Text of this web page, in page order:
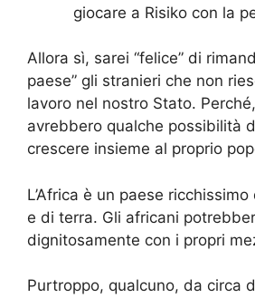
giocare a Risiko con la
Allora sì, sarei “felice” di
paese” gli stranieri che non
lavoro nel nostro Stato.
avrebbero qualche possibilità
crescere insieme al proprio
L’Africa è un paese
e di terra. Gli africani
dignitosamente con i propri
Purtroppo, qualcuno, da circa